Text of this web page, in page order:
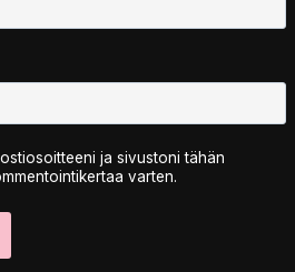
ja sivustoni tähän
varten.